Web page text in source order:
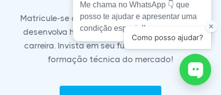
Matricule-se agora em nosso curso técnico e
desenvolva habilidades essenciais para sua
carreira. Invista em seu futuro com a melhor
formação técnica do mercado!
Me chama no WhatsApp 👇 que
posso te ajudar e apresentar uma
condição especial!